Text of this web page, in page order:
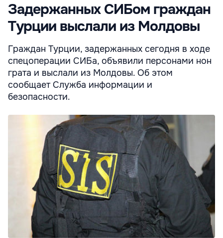
Задержанных СИБом граждан
Турции выслали из Молдовы
Граждан Турции, задержанных сегодня в ходе
спецоперации СИБа, объявили персонами нон
грата и выслали из Молдовы. Об этом
сообщает Служба информации и
безопасности.